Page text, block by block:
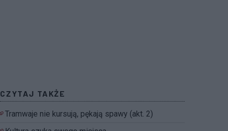
CZYTAJ TAKŻE
Tramwaje nie kursują, pękają spawy (akt. 2)